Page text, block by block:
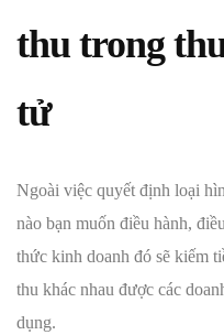
thu trong
tử
Ngoài việc quyết định loại
nào bạn muốn điều hành,
thức kinh doanh đó sẽ kiếm
thu khác nhau được các
dụng.